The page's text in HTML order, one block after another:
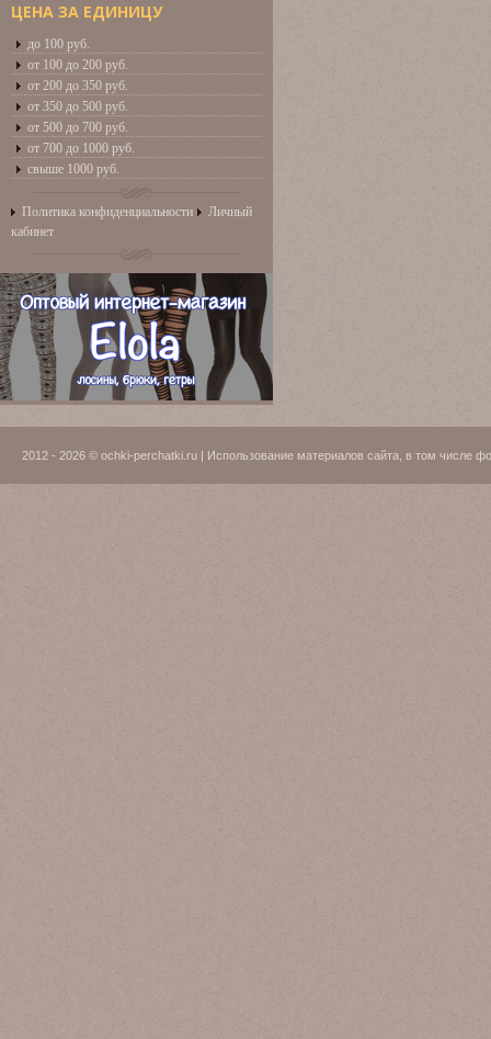
ЦЕНА ЗА ЕДИНИЦУ
до 100 руб.
от 100 до 200 руб.
от 200 до 350 руб.
от 350 до 500 руб.
от 500 до 700 руб.
от 700 до 1000 руб.
свыше 1000 руб.
Политика конфиденциальности
Личный
кабинет
2012 - 2026 © ochki-perchatki.ru | Использование материалов сайта, в том числе